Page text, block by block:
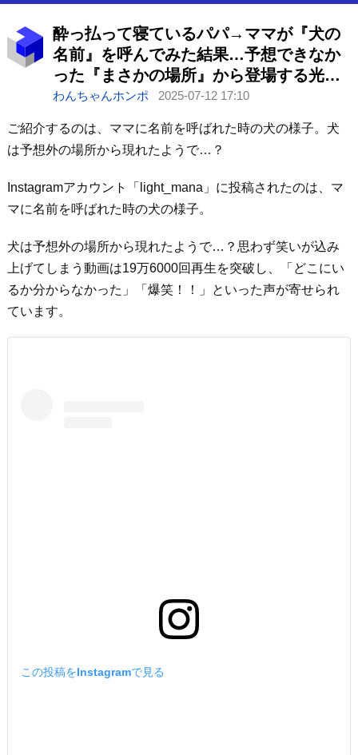
酔っ払って寝ているパパ→ママが『犬の
名前』を呼んでみた結果…予想できなか
った『まさかの場所』から登場する光景
が19万再生「爆笑ｗｗ」
わんちゃんホンポ 2025-07-12 17:10
ご紹介するのは、ママに名前を呼ばれた時の犬の様子。犬
は予想外の場所から現れたようで…？
Instagramアカウント「light_mana」に投稿されたのは、マ
マに名前を呼ばれた時の犬の様子。
犬は予想外の場所から現れたようで…？思わず笑いが込み
上げてしまう動画は19万6000回再生を突破し、「どこにい
るか分からなかった」「爆笑！！」といった声が寄せられ
ています。
この投稿をInstagramで見る